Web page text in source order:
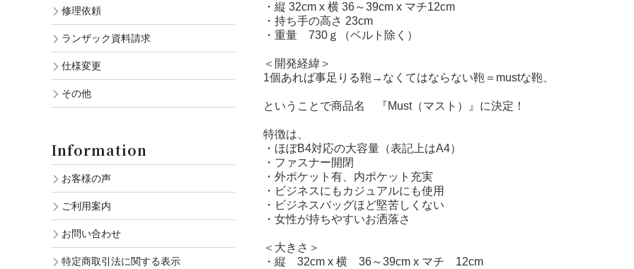
・縦 32cm x 横 36～39cm x マチ12cm
・持ち手の高さ 23cm
・重量 730ｇ（ベルト除く）
＜開発経緯＞
1個あれば事足りる鞄→なくてはならない鞄＝mustな鞄、
ということで商品名 『Must（マスト）』に決定！
特徴は、
・ほぼB4対応の大容量（表記上はA4）
・ファスナー開閉
・外ポケット有、内ポケット充実
・ビジネスにもカジュアルにも使用
・ビジネスバッグほど堅苦しくない
・女性が持ちやすいお洒落さ
＜大きさ＞
・縦 32cm x 横 36～39cm x マチ 12cm
修理依頼
ランザック資料請求
仕様変更
その他
Information
お客様の声
ご利用案内
お問い合わせ
特定商取引法に関する表示